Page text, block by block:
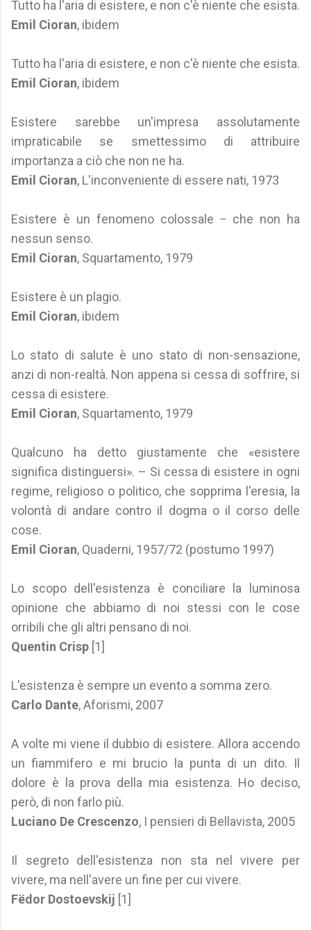
Tutto ha l'aria di esistere, e non c'è niente che esista.
Emil Cioran, ibidem
Tutto ha l'aria di esistere, e non c'è niente che esista.
Emil Cioran, ibidem
Esistere sarebbe un'impresa assolutamente
impraticabile se smettessimo di attribuire
importanza a ciò che non ne ha.
Emil Cioran, L'inconveniente di essere nati, 1973
Esistere è un fenomeno colossale − che non ha
nessun senso.
Emil Cioran, Squartamento, 1979
Esistere è un plagio.
Emil Cioran, ibidem
Lo stato di salute è uno stato di non-sensazione,
anzi di non-realtà. Non appena si cessa di soffrire, si
cessa di esistere.
Emil Cioran, Squartamento, 1979
Qualcuno ha detto giustamente che «esistere
significa distinguersi». – Si cessa di esistere in ogni
regime, religioso o politico, che sopprima l'eresia, la
volontà di andare contro il dogma o il corso delle
cose.
Emil Cioran, Quaderni, 1957/72 (postumo 1997)
Lo scopo dell'esistenza è conciliare la luminosa
opinione che abbiamo di noi stessi con le cose
orribili che gli altri pensano di noi.
Quentin Crisp [1]
L'esistenza è sempre un evento a somma zero.
Carlo Dante, Aforismi, 2007
A volte mi viene il dubbio di esistere. Allora accendo
un fiammifero e mi brucio la punta di un dito. Il
dolore è la prova della mia esistenza. Ho deciso,
però, di non farlo più.
Luciano De Crescenzo, I pensieri di Bellavista, 2005
Il segreto dell'esistenza non sta nel vivere per
vivere, ma nell'avere un fine per cui vivere.
Fëdor Dostoevskij [1]